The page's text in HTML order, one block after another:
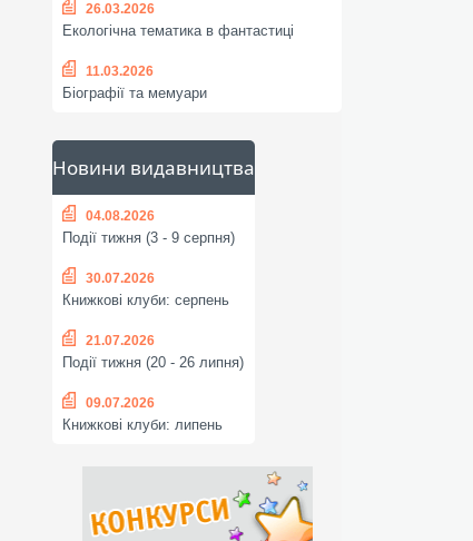
26.03.2026
Екологічна тематика в фантастиці
11.03.2026
Біографії та мемуари
Новини видавництва
04.08.2026
Події тижня (3 - 9 серпня)
30.07.2026
Книжкові клуби: серпень
21.07.2026
Події тижня (20 - 26 липня)
09.07.2026
Книжкові клуби: липень